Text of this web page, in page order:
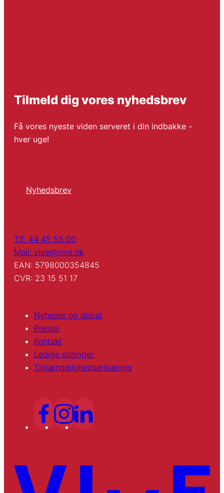
Tilmeld dig vores nyhedsbrev
Få vores nyeste viden serveret i din indbakke -
hver uge!
Nyhedsbrev
Tlf: 44 45 55 00
Mail: vive@vive.dk
EAN: 5798000354845
CVR: 23 15 51 17
Nyheder og debat
Presse
Kontakt
Ledige stillinger
Tilgængelighedserklæring